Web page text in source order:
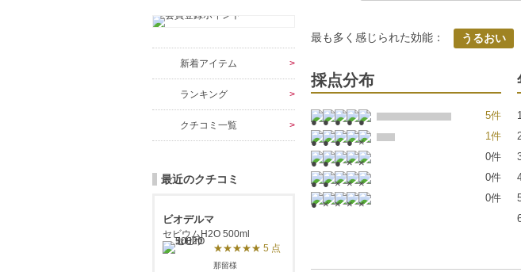
最も多く感じられた効能： うるおい
採点分布
5件
1件
0件
0件
0件
新着アイテム
ランキング
クチコミ一覧
最近のクチコミ
ビオデルマ
セビウムH2O 500ml
★★★★★ 5 点
那留様